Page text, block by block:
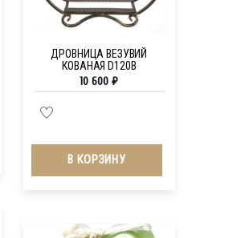
ДРОВНИЦА ВЕЗУВИЙ
КОВАНАЯ D120B
10 600₽
В КОРЗИНУ